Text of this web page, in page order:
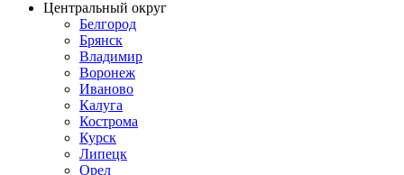
Центральный округ
Белгород
Брянск
Владимир
Воронеж
Иваново
Калуга
Кострома
Курск
Липецк
Орел